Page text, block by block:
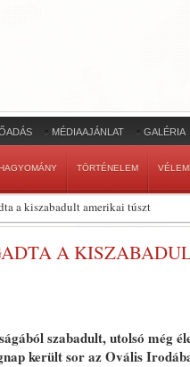
MÉDIAAJÁNLAT GALÉRIA
TÖRTÉNELEM
a kiszabadult amerikai túszt
A
szabadult, utolsó még
került sor az Ovális